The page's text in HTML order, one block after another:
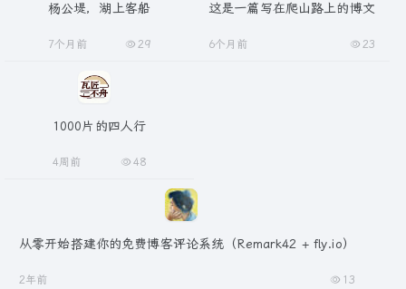
杨公堤，湖上客船
7个月前 29
这是一篇写在爬山路上的博文
6个月前 23
1000片的四人行
4周前 48
从零开始搭建你的免费博客评论系统（Remark42 + fly.io）
2年前 13